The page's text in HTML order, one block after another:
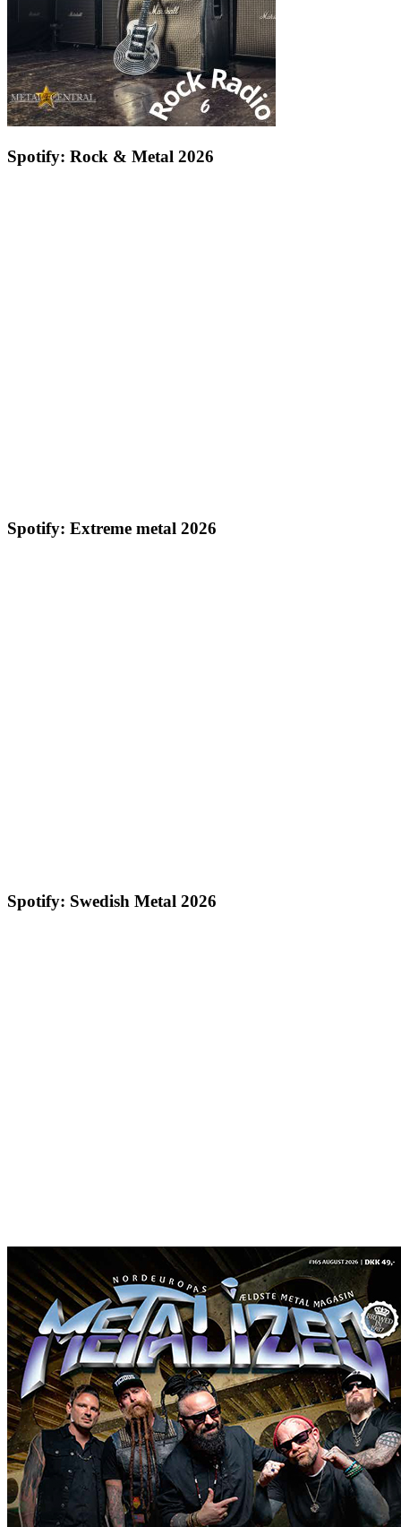
Spotify: Rock & Metal 2026
Spotify: Extreme metal 2026
Spotify: Swedish Metal 2026